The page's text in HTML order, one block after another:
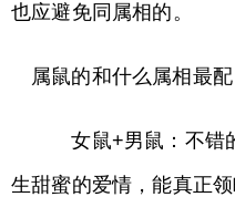
也应避免同属相的。
属鼠的和什么属相最配
女鼠+男鼠：不错
生甜蜜的爱情，能真正